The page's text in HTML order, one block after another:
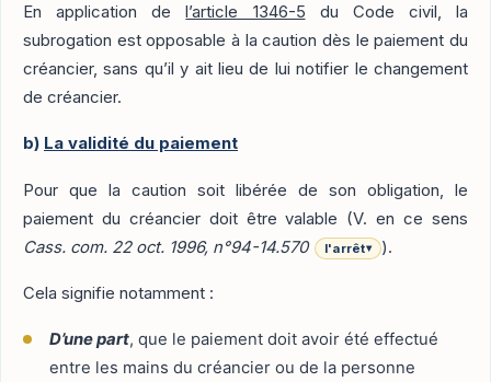
En application del’article 1346-5 du Code civil, la
subrogation est opposable à la caution dès le paiement du
créancier, sans qu’il y ait lieu de lui notifier le changement
de créancier.
b) La validité du paiement
Pour que la caution soit libérée de son obligation, le
paiement du créancier doit être valable (V. en ce sens
Cass. com. 22 oct. 1996, n°94-14.570
l'arrêt▾ ).
Cela signifie notamment :
D’une part, que le paiement doit avoir été effectué
entre les mains du créancier ou de la personne